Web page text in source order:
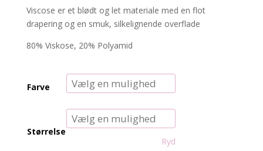
Viscose er et blødt og let materiale med en flot
drapering og en smuk, silkelignende overflade
80% Viskose, 20% Polyamid
Farve
Størrelse
Ryd